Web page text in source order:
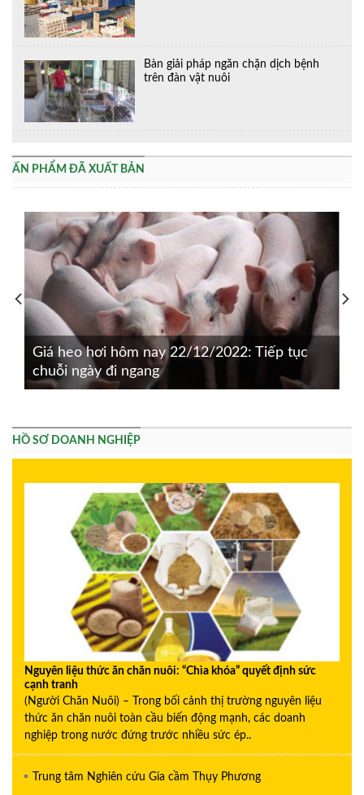
Bàn giải pháp ngăn chặn dịch bệnh
trên đàn vật nuôi
ẤN PHẨM ĐÃ XUẤT BẢN
Giá heo hơi hôm nay 22/12/2022: Tiếp tục
chuỗi ngày đi ngang
HỒ SƠ DOANH NGHIỆP
Nguyên liệu thức ăn chăn nuôi: “Chìa khóa” quyết định sức
cạnh tranh
(Người Chăn Nuôi) – Trong bối cảnh thị trường nguyên liệu
thức ăn chăn nuôi toàn cầu biến động mạnh, các doanh
nghiệp trong nước đứng trước nhiều sức ép..
Trung tâm Nghiên cứu Gia cầm Thụy Phương